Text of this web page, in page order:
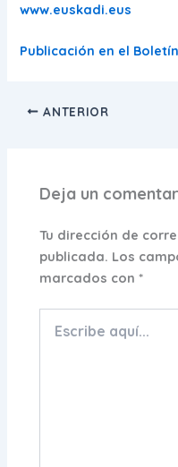
www.euskadi.eus
Publicación en el
ANTERIOR
Deja un
Tu dirección de
publicada. Los
marcados con*
aquí...